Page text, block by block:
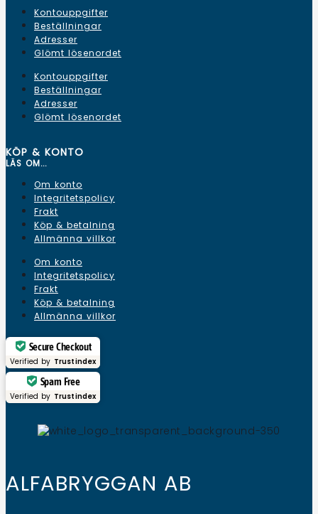
Kontouppgifter
Beställningar
Adresser
Glömt lösenordet
Kontouppgifter
Beställningar
Adresser
Glömt lösenordet
KÖP & KONTO
LÄS OM...
Om konto
Integritetspolicy
Frakt
Köp & betalning
Allmänna villkor
Om konto
Integritetspolicy
Frakt
Köp & betalning
Allmänna villkor
Secure Checkout
Verified by Trustindex
Spam Free
Verified by Trustindex
ALFABRYGGAN AB